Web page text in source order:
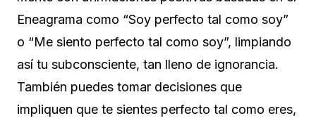
Eneagrama como “Soy perfecto tal como soy”
o “Me siento perfecto tal como soy”, limpiando
así tu subconsciente, tan lleno de ignorancia.
También puedes tomar decisiones que
impliquen que te sientes perfecto tal como eres,